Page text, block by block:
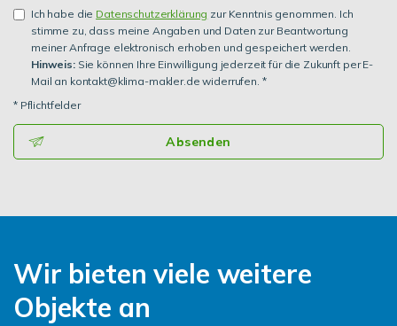
Ich habe die Datenschutzerklärung zur Kenntnis genommen. Ich
stimme zu, dass meine Angaben und Daten zur Beantwortung
meiner Anfrage elektronisch erhoben und gespeichert werden.
Hinweis:Sie können Ihre Einwilligung jederzeit für die Zukunft per E-
Mail an kontakt@klima-makler.de widerrufen. *
* Pflichtfelder
Absenden
Wir bieten viele weitere
Objekte an